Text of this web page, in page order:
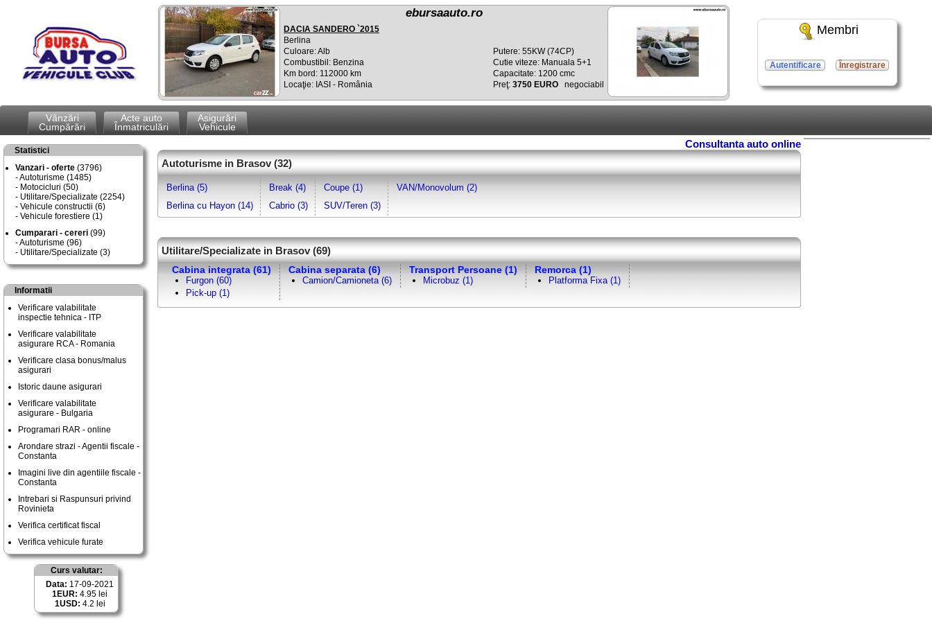
ebursaauto.ro
DACIA SANDERO `2015
Berlina
Culoare: Alb
Combustibil: Benzina
Km bord: 112000 km
Locaţie: IASI - România
Putere: 55KW (74CP)
Cutie viteze: Manuala 5+1
Capacitate: 1200 cmc
Preţ: 3750 EURO negociabil
Membri
Autentificare Înregistrare
Vânzări
Cumpărări
Acte auto
Înmatriculări
Asigurări
Vehicule
Statistici
Vanzari - oferte (3796)
Autoturisme (1485)
Motocicluri (50)
Utilitare/Specializate (2254)
Vehicule constructii (6)
Vehicule forestiere (1)
Cumparari - cereri (99)
Autoturisme (96)
Utilitare/Specializate (3)
Informatii
Verificare valabilitate
inspectie tehnica - ITP
Verificare valabilitate
asigurare RCA - Romania
Verificare clasa bonus/malus
asigurari
Istoric daune asigurari
Verificare valabilitate
asigurare - Bulgaria
Programari RAR - online
Arondare strazi - Agentii fiscale -
Constanta
Imagini live din agentiile fiscale -
Constanta
Intrebari si Raspunsuri privind
Rovinieta
Verifica certificat fiscal
Verifica vehicule furate
Curs valutar:
Data: 17-09-2021
1EUR: 4.95 lei
1USD: 4.2 lei
Consultanta auto online
Autoturisme in Brasov (32)
Berlina (5)
Berlina cu Hayon (14)
Break (4)
Cabrio (3)
Coupe (1)
SUV/Teren (3)
VAN/Monovolum (2)
Utilitare/Specializate in Brasov (69)
Cabina integrata (61)
Furgon (60)
Pick-up (1)
Cabina separata (6)
Camion/Camioneta (6)
Transport Persoane (1)
Microbuz (1)
Remorca (1)
Platforma Fixa (1)